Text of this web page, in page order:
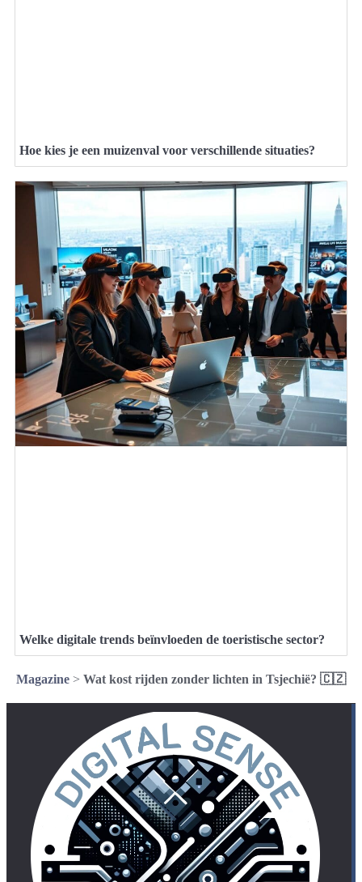
Hoe kies je een muizenval voor verschillende situaties?
Welke digitale trends beïnvloeden de toeristische sector?
Magazine > Wat kost rijden zonder lichten in Tsjechië? 🇨🇿